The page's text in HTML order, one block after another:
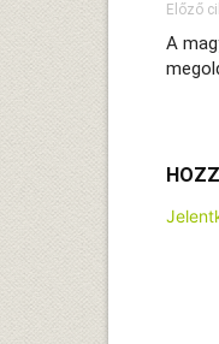
Előző
A